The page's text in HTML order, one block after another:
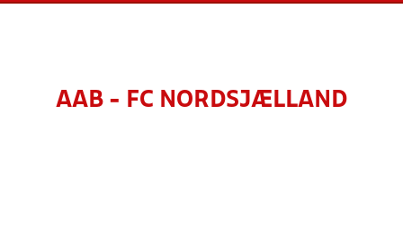
AAB - FC NORDSJÆLLAND